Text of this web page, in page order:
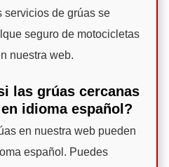
servicios de grúas se
seguro de motocicletas
nuestra web.
las grúas cercanas
idioma español?
en nuestra web pueden
español. Puedes